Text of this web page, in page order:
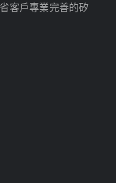
客戶專業完善的矽